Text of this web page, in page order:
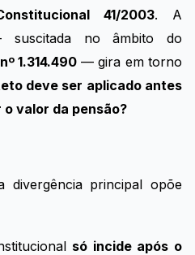
41/2003. A
suscitada no âmbito do
1.314.490— gira em torno
deve ser aplicado antes
valor da pensão?
divergência principal opõe
só incide após o